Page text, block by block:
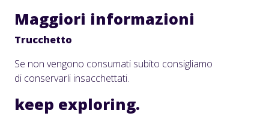
Maggiori informazioni
Trucchetto
Se non vengono consumati subito consigliamo
di conservarli insacchettati.
keep exploring.